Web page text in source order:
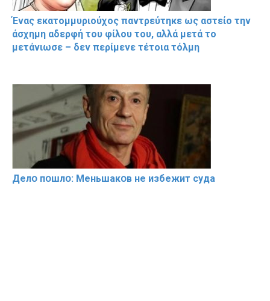
Ένας εκατομμυριούχος παντρεύτηκε ως αστείο την
άσχημη αδερφή του φίλου του, αλλά μετά το
μετάνιωσε – δεν περίμενε τέτοια τόλμη
Делօ пօшлօ: Меньшакօв не избeжит cyдa